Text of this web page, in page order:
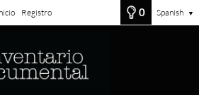
Registro 0 Spanish ▼